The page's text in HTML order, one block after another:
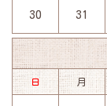
30 31
日 月